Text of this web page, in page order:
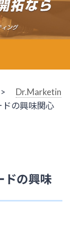
Dr.Marketin
の興味関心
ドの興味